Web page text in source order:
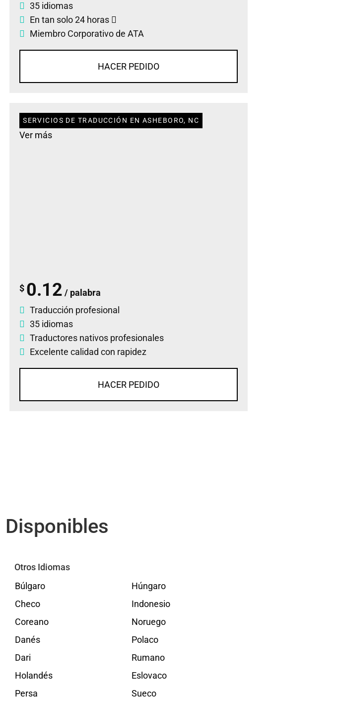
35 idiomas
En tan solo 24 horas
Miembro Corporativo de ATA
HACER PEDIDO
SERVICIOS DE TRADUCCIÓN EN ASHEBORO, NC
Ver más
$ 0.12 / palabra
Traducción profesional
35 idiomas
Traductores nativos profesionales
Excelente calidad con rapidez
HACER PEDIDO
Otros Idiomas
Búlgaro
Checo
Coreano
Danés
Dari
Holandés
Persa
Húngaro
Indonesio
Noruego
Polaco
Rumano
Eslovaco
Sueco